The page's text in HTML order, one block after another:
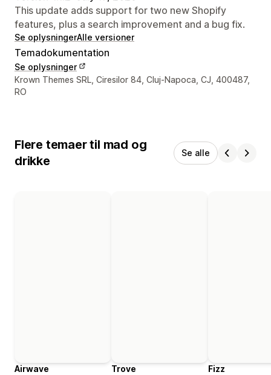
This update adds support for two new Shopify
features, plus a search improvement and a bug fix.
Se oplysningerAlle versioner
Temadokumentation
Se oplysninger
Se kontaktoplysninger
Krown Themes SRL, Ciresilor 84, Cluj-Napoca, CJ, 400487,
RO
Flere temaer til mad og
drikke
Se alle
Airwave
Trove
Fizz